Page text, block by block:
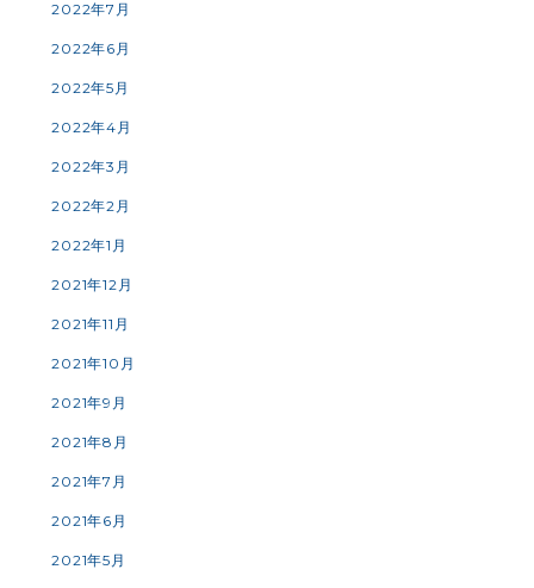
2022年7月
2022年6月
2022年5月
2022年4月
2022年3月
2022年2月
2022年1月
2021年12月
2021年11月
2021年10月
2021年9月
2021年8月
2021年7月
2021年6月
2021年5月